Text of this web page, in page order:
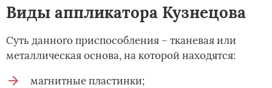
Виды аппликатора Кузнецова
Суть данного приспособления – тканевая или
металлическая основа, на которой находятся:
магнитные пластинки;